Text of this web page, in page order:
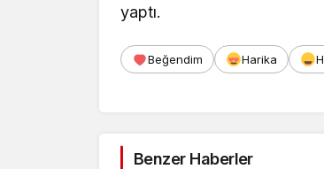
yaptı.
Beğendim Harika
Benzer Haberler